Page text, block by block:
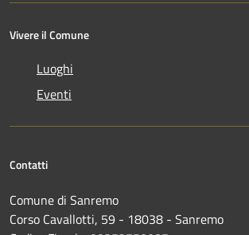
Vivere il Comune
Luoghi
Eventi
Contatti
Comune di Sanremo
Corso Cavallotti, 59 - 18038 - Sanremo